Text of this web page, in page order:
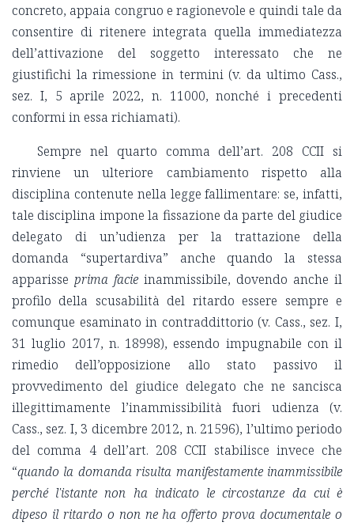
concreto, appaia congruo e ragionevole e quindi tale da
consentire di ritenere integrata quella immediatezza
dell’attivazione del soggetto interessato che ne
giustifichi la rimessione in termini (v. da ultimo Cass.,
sez. I, 5 aprile 2022, n. 11000, nonché i precedenti
conformi in essa richiamati).
Sempre nel quarto comma dell’art. 208 CCII si
rinviene un ulteriore cambiamento rispetto alla
disciplina contenute nella legge fallimentare: se, infatti,
tale disciplina impone la fissazione da parte del giudice
delegato di un’udienza per la trattazione della
domanda “supertardiva” anche quando la stessa
apparisse prima facie inammissibile, dovendo anche il
profilo della scusabilità del ritardo essere sempre e
comunque esaminato in contraddittorio (v. Cass., sez. I,
31 luglio 2017, n. 18998), essendo impugnabile con il
rimedio dell’opposizione allo stato passivo il
provvedimento del giudice delegato che ne sancisca
illegittimamente l’inammissibilità fuori udienza (v.
Cass., sez. I, 3 dicembre 2012, n. 21596), l’ultimo periodo
del comma 4 dell’art. 208 CCII stabilisce invece che
“quando la domanda risulta manifestamente inammissibile
perché l'istante non ha indicato le circostanze da cui è
dipeso il ritardo o non ne ha offerto prova documentale o